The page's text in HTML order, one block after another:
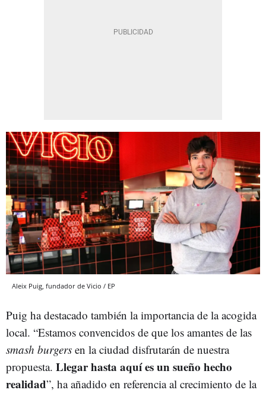
Aleix Puig, fundador de Vicio / EP
Puig ha destacado también la importancia de la acogida
local. “Estamos convencidos de que los amantes de las
smash burgers en la ciudad disfrutarán de nuestra
propuesta. Llegar hasta aquí es un sueño hecho
realidad”, ha añadido en referencia al crecimiento de la